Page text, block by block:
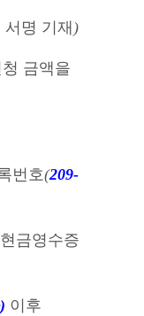
명 기재 )
금액을
번호(209-
금영수증
) 이후